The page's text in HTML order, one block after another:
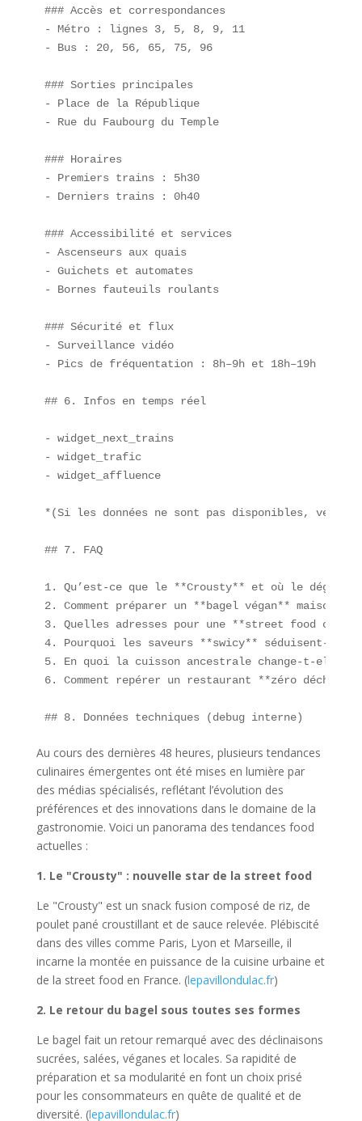
### Accès et correspondances
- Métro : lignes 3, 5, 8, 9, 11
- Bus : 20, 56, 65, 75, 96
### Sorties principales
- Place de la République
- Rue du Faubourg du Temple
### Horaires
- Premiers trains : 5h30
- Derniers trains : 0h40
### Accessibilité et services
- Ascenseurs aux quais
- Guichets et automates
- Bornes fauteuils roulants
### Sécurité et flux
- Surveillance vidéo
- Pics de fréquentation : 8h–9h et 18h–19h
## 6. Infos en temps réel
- widget_next_trains
- widget_trafic
- widget_affluence
*(Si les données ne sont pas disponibles,
## 7. FAQ
1. Qu’est-ce que le **Crousty** et où le
2. Comment préparer un **bagel végan** maison ?
3. Quelles adresses pour une **street food
4. Pourquoi les saveurs **swicy** séduisent-
5. En quoi la cuisson ancestrale change-t-elle
6. Comment repérer un restaurant **zéro
## 8. Données techniques (debug interne)
Au cours des dernières 48 heures, plusieurs tendances
culinaires émergentes ont été mises en lumière par
des médias spécialisés, reflétant l’évolution des
préférences et des innovations dans le domaine de la
gastronomie. Voici un panorama des tendances food
actuelles :
1. Le "Crousty" : nouvelle star de la street food
Le "Crousty" est un snack fusion composé de riz, de
poulet pané croustillant et de sauce relevée. Plébiscité
dans des villes comme Paris, Lyon et Marseille, il
incarne la montée en puissance de la cuisine urbaine et
de la street food en France. (lepavillondulac.fr)
2. Le retour du bagel sous toutes ses formes
Le bagel fait un retour remarqué avec des déclinaisons
sucrées, salées, véganes et locales. Sa rapidité de
préparation et sa modularité en font un choix prisé
pour les consommateurs en quête de qualité et de
diversité. (lepavillondulac.fr)